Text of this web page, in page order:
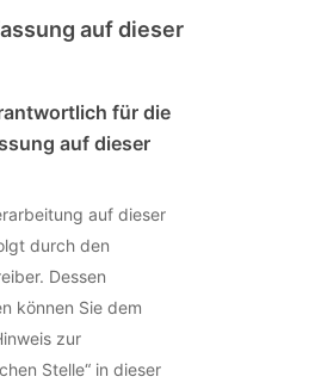
auf dieser
für die
auf dieser
auf dieser
durch den
Dessen
können Sie dem
zur
Stelle“ in dieser